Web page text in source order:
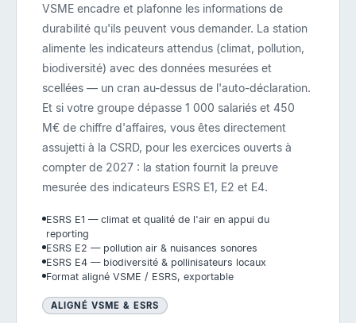
VSME encadre et plafonne les informations de
durabilité qu'ils peuvent vous demander. La station
alimente les indicateurs attendus (climat, pollution,
biodiversité) avec des données mesurées et
scellées — un cran au-dessus de l'auto-déclaration.
Et si votre groupe dépasse 1 000 salariés et 450
M€ de chiffre d'affaires, vous êtes directement
assujetti à la CSRD, pour les exercices ouverts à
compter de 2027 : la station fournit la preuve
mesurée des indicateurs ESRS E1, E2 et E4.
ESRS E1 — climat et qualité de l'air en appui du
reporting
ESRS E2 — pollution air & nuisances sonores
ESRS E4 — biodiversité & pollinisateurs locaux
Format aligné VSME / ESRS, exportable
ALIGNÉ VSME & ESRS